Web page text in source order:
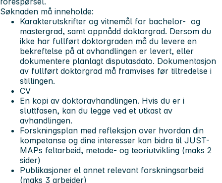
Søknaden må inneholde:
Karakterutskrifter og vitnemål for bachelor- og
mastergrad, samt oppnådd doktorgrad. Dersom du
ikke har fullført doktorgraden må du levere en
bekreftelse på at avhandlingen er levert, eller
dokumentere planlagt disputasdato. Dokumentasjon
av fullført doktorgrad må framvises før tiltredelse i
stillingen.
CV
En kopi av doktoravhandlingen. Hvis du er i
sluttfasen, kan du legge ved et utkast av
avhandlingen.
Forskningsplan med refleksjon over hvordan din
kompetanse og dine interesser kan bidra til JUST-
MAPs feltarbeid, metode- og teoriutvikling (maks 2
sider)
Publikasjoner el annet relevant forskningsarbeid
(maks 3 arbeider)